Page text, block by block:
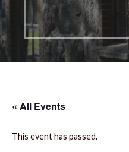
« All Events
This event has passed.